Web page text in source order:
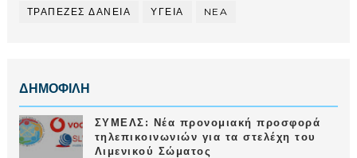
ΤΡΑΠΕΖΕΣ ΔΑΝΕΙΑ ΥΓΕΙΑ NEA
ΔΗΜΟΦΙΛΗ
ΣΥΜΕΛΣ: Νέα προνομιακή προσφορά
τηλεπικοινωνιών για τα στελέχη του
Λιμενικού Σώματος